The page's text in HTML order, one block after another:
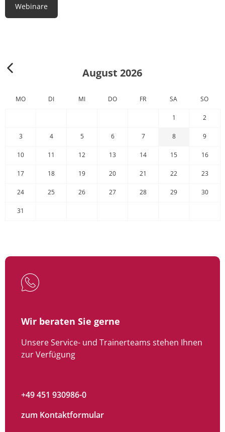
Webinare
August 2026
MO DI MI DO FR SA SO
1 2
3 4 5 6 7 8 9
10 11 12 13 14 15 16
17 18 19 20 21 22 23
24 25 26 27 28 29 30
31
Wir beraten Sie gerne
Unsere Service- und Trainerteams stehen Ihnen
zur Verfügung
+49 451 930986-0
zum Kontaktformular